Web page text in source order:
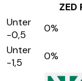
ZED
Unter
-0,5
0%
Unter
-1,5
0%